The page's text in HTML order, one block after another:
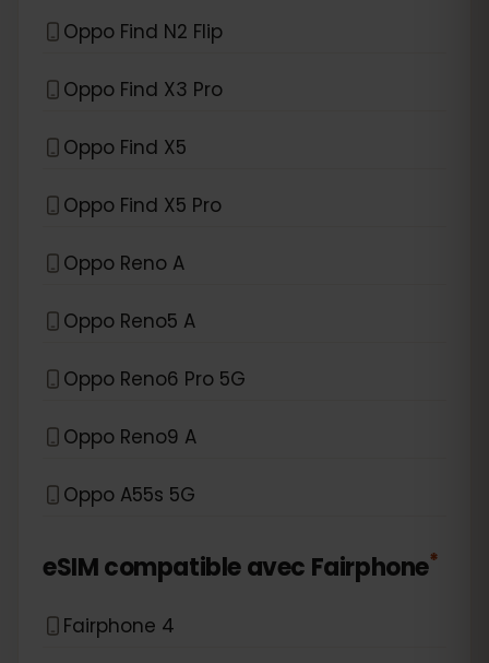
Oppo Find N2 Flip
Oppo Find X3 Pro
Oppo Find X5
Oppo Find X5 Pro
Oppo Reno A
Oppo Reno5 A
Oppo Reno6 Pro 5G
Oppo Reno9 A
Oppo A55s 5G
eSIM compatible avec Fairphone*
Fairphone 4